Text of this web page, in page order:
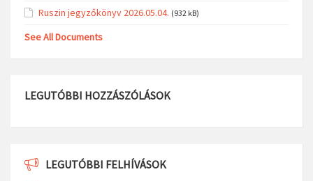
Ruszin jegyzőkönyv 2026.05.04. (932 kB)
See All Documents
LEGUTÓBBI HOZZÁSZÓLÁSOK
LEGUTÓBBI FELHÍVÁSOK